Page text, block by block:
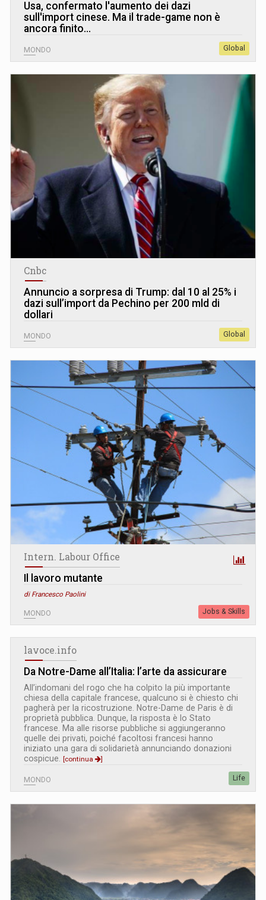
Usa, confermato l'aumento dei dazi
sull'import cinese. Ma il trade-game non è
ancora finito...
MONDO Global
Cnbc
Annuncio a sorpresa di Trump: dal 10 al 25% i
dazi sull’import da Pechino per 200 mld di
dollari
MONDO Global
Intern. Labour Office
Il lavoro mutante
di Francesco Paolini
MONDO Jobs & Skills
lavoce.info
Da Notre-Dame all’Italia: l’arte da assicurare
All’indomani del rogo che ha colpito la più importante
chiesa della capitale francese, qualcuno si è chiesto chi
pagherà per la ricostruzione. Notre-Dame de Paris è di
proprietà pubblica. Dunque, la risposta è lo Stato
francese. Ma alle risorse pubbliche si aggiungeranno
quelle dei privati, poiché facoltosi francesi hanno
iniziato una gara di solidarietà annunciando donazioni
cospicue.
[continua ]
MONDO Life